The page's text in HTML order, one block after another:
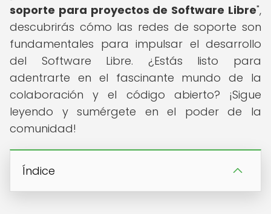
soporte para proyectos de Software Libre",
descubrirás cómo las redes de soporte son
fundamentales para impulsar el desarrollo
del Software Libre. ¿Estás listo para
adentrarte en el fascinante mundo de la
colaboración y el código abierto? ¡Sigue
leyendo y sumérgete en el poder de la
comunidad!
Índice